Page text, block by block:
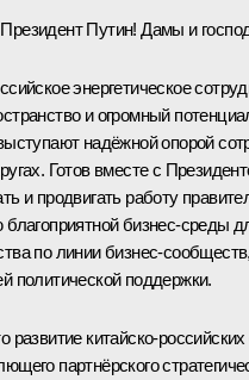
Путин! Дамы и
энергетическое
и огромный
надёжной опорой
Готов вместе с
и продвигать работу
благоприятной бизнес‑среды
по линии
политической поддержки.
развитие
партнёрского